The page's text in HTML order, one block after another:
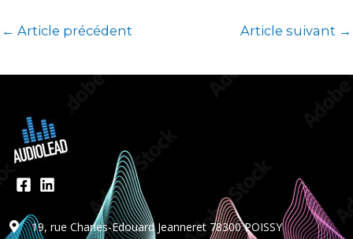
← Article précédent Article suivant →
19, rue Charles-Edouard Jeanneret 78300 POISSY